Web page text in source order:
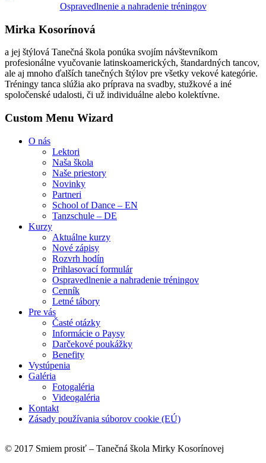
Ospravedlnenie a nahradenie tréningov
Mirka Kosorínová
a jej štýlová Tanečná škola ponúka svojím návštevníkom
profesionálne vyučovanie latinskoamerických, štandardných tancov,
ale aj mnoho ďalších tanečných štýlov pre všetky vekové kategórie.
Tréningy tanca slúžia ako príprava na svadby, stužkové a iné
spoločenské udalosti, či už individuálne alebo kolektívne.
Custom Menu Wizard
O nás
Lektori
Naša škola
Naše priestory
Novinky
Partneri
School of Dance – EN
Tanzschule – DE
Kurzy
Aktuálne kurzy
Nové zápisy
Rozvrh hodín
Prihlasovací formulár
Ospravedlnenie a nahradenie tréningov
Cenník
Letné tábory
Pre vás
Časté otázky
Informácie o Paysy
Darčekové poukážky
Benefity
Vystúpenia
Galéria
Fotogaléria
Videogaléria
Kontakt
Zásady používania súborov cookie (EÚ)
© 2017 Smiem prosiť – Tanečná škola Mirky Kosorínovej